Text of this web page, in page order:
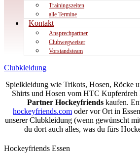
Trainingszeiten
alle Termine
Kontakt
Ansprechpartner
Clubwegweiser
Vorstandsteam
Clubkleidung
Spiel­klei­dung wie Tri­kots, Hosen, Röcke
Shirts und Hosen vom HTC Kup­fer­dreh
Part­ner Hockey­fri­ends kau­fen.
hockeyfriends.com oder vor Ort in
unse­rer Club­klei­dung (wenn gewünscht
du dort auch alles, was du fürs
Hockeyfriends Essen